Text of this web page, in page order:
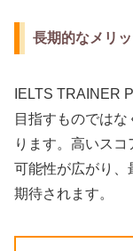
長期的なメリ
IELTS TRAINER
目指すものでは
ります。高いス
可能性が広がり、
期待されます。